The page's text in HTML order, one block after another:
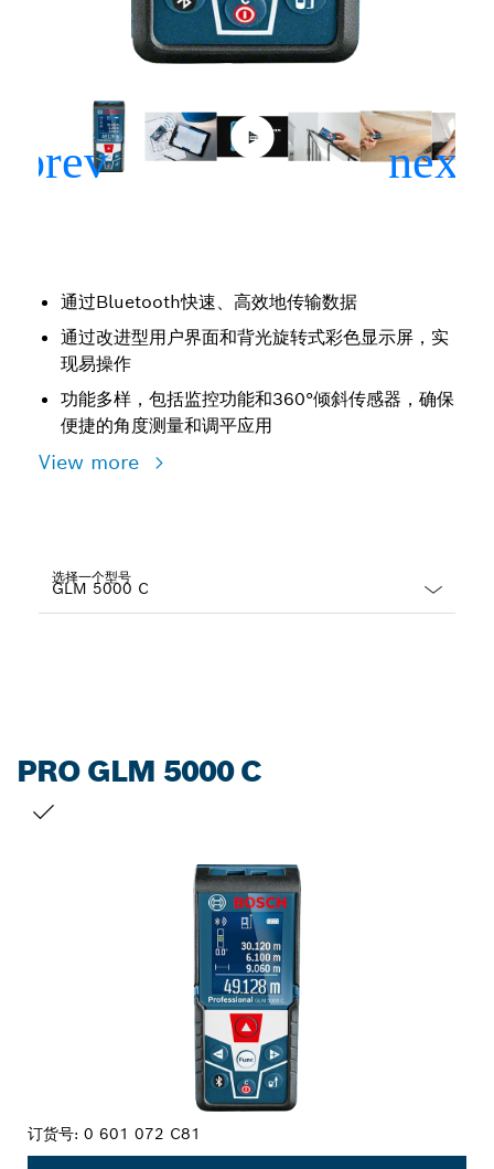
通过Bluetooth快速、高效地传输数据
通过改进型用户界面和背光旋转式彩色显示屏，实
现易操作
功能多样，包括监控功能和360°倾斜传感器，确保
便捷的角度测量和调平应用
View more
选择一个型号
PRO GLM 5000 C
订货号: 0 601 072 C81